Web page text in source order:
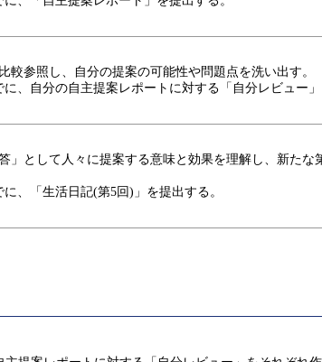
較参照し、自分の提案の可能性や問題点を洗い出す。
、自分の自主提案レポートに対する「自分レビュー」
」として人々に提案する意味と効果を理解し、新たな
、「生活日記(第5回)」を提出する。